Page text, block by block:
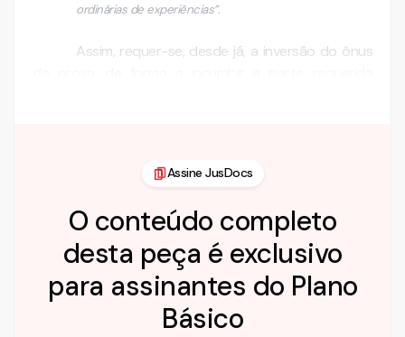
ordinárias de experiências”.
Assim, requer-se, desde já, a inversão do ônus
Assine JusDocs
O conteúdo completo
desta peça é exclusivo
para assinantes do Plano
Básico